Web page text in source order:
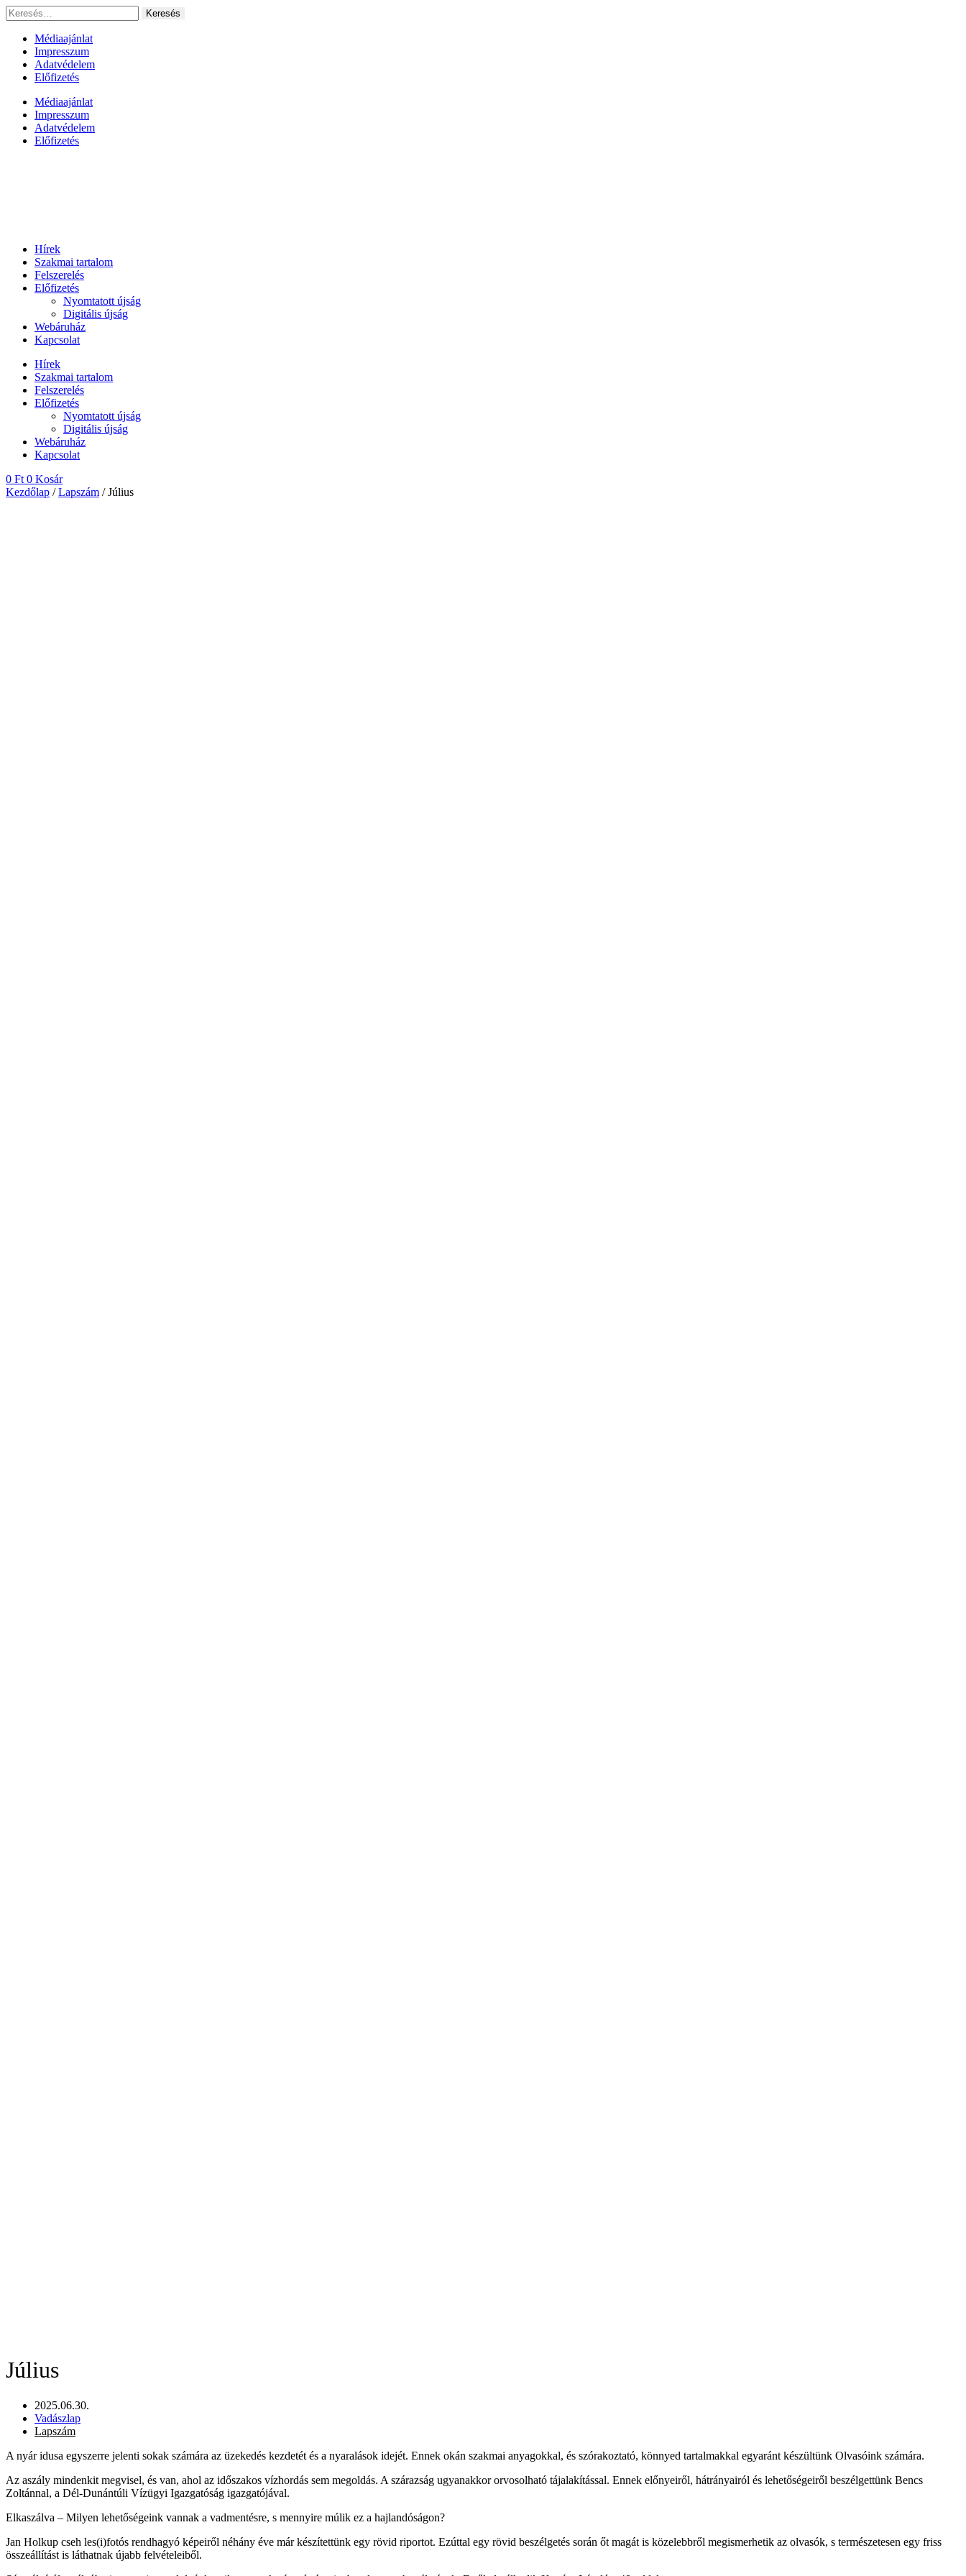
Ugrás
a
tartalomhoz
Keresés:
Médiaajánlat
Impresszum
Adatvédelem
Előfizetés
Médiaajánlat
Impresszum
Adatvédelem
Előfizetés
Hírek
Szakmai tartalom
Felszerelés
Előfizetés
Nyomtatott újság
Digitális újság
Webáruház
Kapcsolat
Hírek
Szakmai tartalom
Felszerelés
Előfizetés
Nyomtatott újság
Digitális újság
Webáruház
Kapcsolat
0 Ft 0 Kosár
Kezdőlap /Lapszám / Július
Július
2025.06.30.
Vadászlap
Lapszám
A nyár idusa egyszerre jelenti sokak számára az üzekedés kezdetét és a nyaralások idejét. Ennek okán szakmai anyagokkal, és szórakoztató, könnyed tartalmakkal egyaránt készültünk Olvasóink számára.
Az aszály mindenkit megvisel, és van, ahol az időszakos vízhordás sem megoldás. A szárazság ugyanakkor orvosolható tájalakítással. Ennek előnyeiről, hátrányairól és lehetőségeiről beszélgettünk Bencs
Zoltánnal, a Dél-Dunántúli Vízügyi Igazgatóság igazgatójával.
Elkaszálva – Milyen lehetőségeink vannak a vadmentésre, s mennyire múlik ez a hajlandóságon?
Jan Holkup cseh les(i)fotós rendhagyó képeiről néhány éve már készítettünk egy rövid riportot. Ezúttal egy rövid beszélgetés során őt magát is közelebbről megismerhetik az olvasók, s természetesen egy friss
összeállítást is láthatnak újabb felvételeiből.